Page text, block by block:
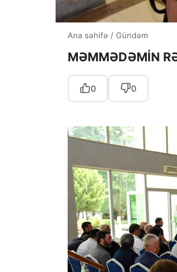
Ana səhifə / Gündəm
MƏMMƏDƏMİN
0 0